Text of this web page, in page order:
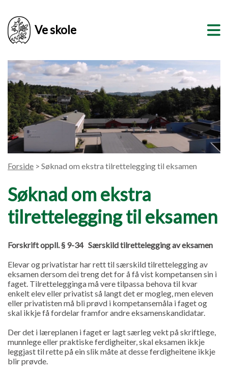
Ve skole
Forside > Søknad om ekstra tilrettelegging til eksamen
Søknad om ekstra
tilrettelegging til eksamen
Forskrift oppll. § 9-34 Særskild tilrettelegging av eksamen
Elevar og privatistar har rett til særskild tilrettelegging av
eksamen dersom dei treng det for å få vist kompetansen sin i
faget. Tilrettelegginga må vere tilpassa behova til kvar
enkelt elev eller privatist så langt det er mogleg, men eleven
eller privatisten må bli prøvd i kompetansemåla i faget og
skal ikkje få fordelar framfor andre eksamenskandidatar.
Der det i læreplanen i faget er lagt særleg vekt på skriftlege,
munnlege eller praktiske ferdigheiter, skal eksamen ikkje
leggjast til rette på ein slik måte at desse ferdigheitene ikkje
blir prøvde.